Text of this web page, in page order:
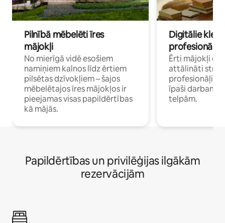
Pilnībā mēbelēti īres
mājokļi
No mierīgā vidē esošiem
namiņiem kalnos līdz ērtiem
pilsētas dzīvokļiem – šajos
mēbelētajos īres mājokļos ir
pieejamas visas papildērtības
kā mājās.
Digitālie
profesionāļi
Ērti mājokļi
attālināti
īpaši darbam
telpām.
Papildērtības un privilēģijas ilgākām
rezervācijām